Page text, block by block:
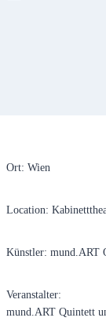
Ort: Wien
Location:
Künstler: mund.ART
Veranstalter:
mund.ART Quintett